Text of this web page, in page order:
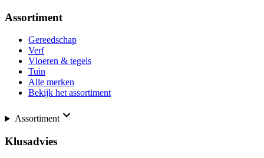
Assortiment
Gereedschap
Verf
Vloeren & tegels
Tuin
Alle merken
Bekijk het assortiment
Assortiment
Klusadvies